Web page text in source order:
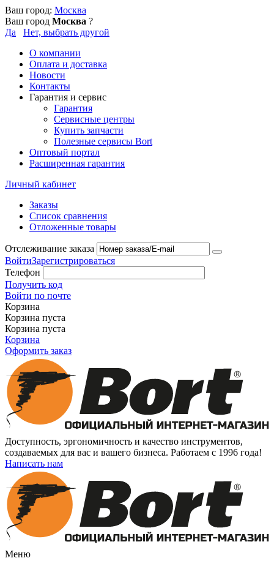
Ваш город: Москва
Ваш город Москва ?
Да
Нет, выбрать другой
О компании
Оплата и доставка
Новости
Контакты
Гарантия и сервис
Гарантия
Сервисные центры
Купить запчасти
Полезные сервисы Bort
Оптовый портал
Расширенная гарантия
Личный кабинет
Заказы
Список сравнения
Отложенные товары
Отслеживание заказа
ВойтиЗарегистрироваться
Телефон
Получить код
Войти по почте
Корзина
Корзина пуста
Корзина пуста
Корзина
Оформить заказ
Доступность, эргономичность и качество инструментов,
создаваемых для вас и вашего бизнеса. Работаем с 1996 года!
Написать нам
Меню